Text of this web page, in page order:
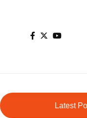
Latest
दिवंगत हुए लोगों को